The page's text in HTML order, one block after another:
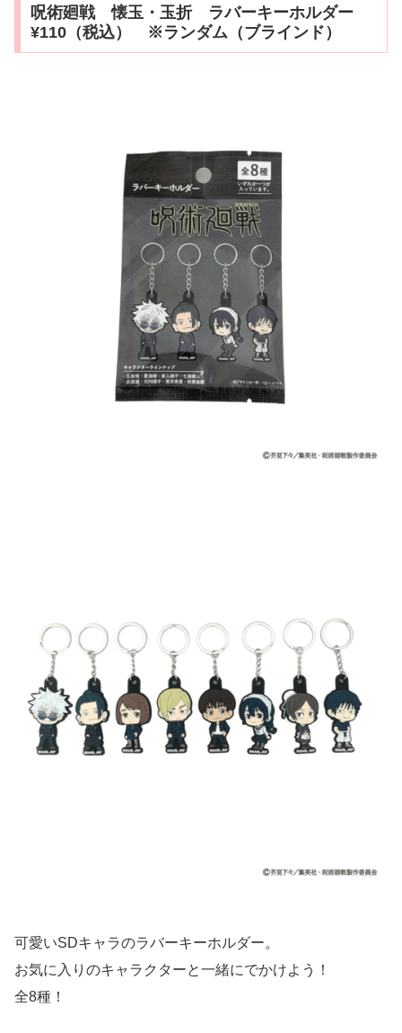
呪術廻戦 懐玉・玉折 ラバーキーホルダー
¥110（税込） ※ランダム（ブラインド）
可愛いSDキャラのラバーキーホルダー。
お気に入りのキャラクターと一緒にでかけよう！
全8種！